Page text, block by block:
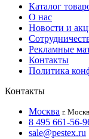
Каталог
О нас
Новости и
Рекламные
Контакты
Политика
Контакты
Москва г.
8 495 661-56-
sale@pestex.ru